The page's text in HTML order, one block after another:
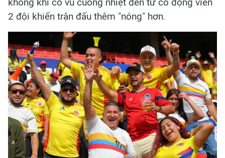
không khí cổ vũ cuồng nhiệt đến từ cổ động viên
2 đội khiến trận đấu thêm "nóng" hơn.